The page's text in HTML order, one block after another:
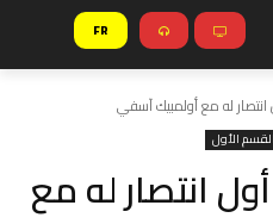
FR
له مع أولمبيك آسفي
الأول
انتصار له مع